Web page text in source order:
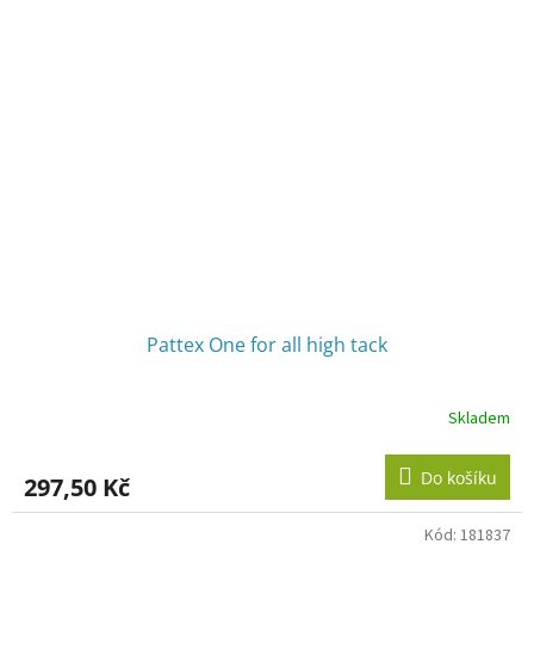
Pattex One for all high tack
Skladem
297,50 Kč Do košíku
Kód: 181837